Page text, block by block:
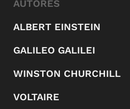
AUTORES
ALBERT EINSTEIN
GALILEO GALILEI
WINSTON CHURCHILL
VOLTAIRE